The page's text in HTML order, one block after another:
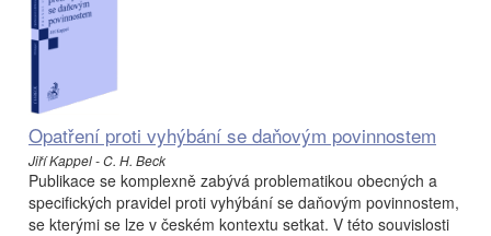
Opatření proti vyhýbání se daňovým povinnostem
Jiří Kappel - C. H. Beck
Publikace se komplexně zabývá problematikou obecných a
specifických pravidel proti vyhýbání se daňovým povinnostem,
se kterými se lze v českém kontextu setkat. V této souvislosti